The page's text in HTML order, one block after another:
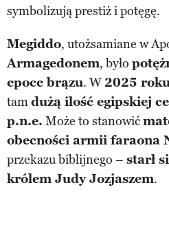
symbolizują prestiż i potęgę.
Megiddo, utożsamiane w
Armagedonem, było
epoce brązu. W 2025
tamdużą ilość egipskiej
p.n.e. Może to stanowić
obecności armii faraona
przekazu biblijnego – starł
królem Judy Jozjaszem.